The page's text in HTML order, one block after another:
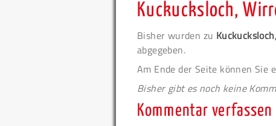
Kuckucksloch,
Bisher wurden zu
abgegeben.
Am Ende der Seite können Sie
Bisher gibt es noch keine
Kommentar verfassen